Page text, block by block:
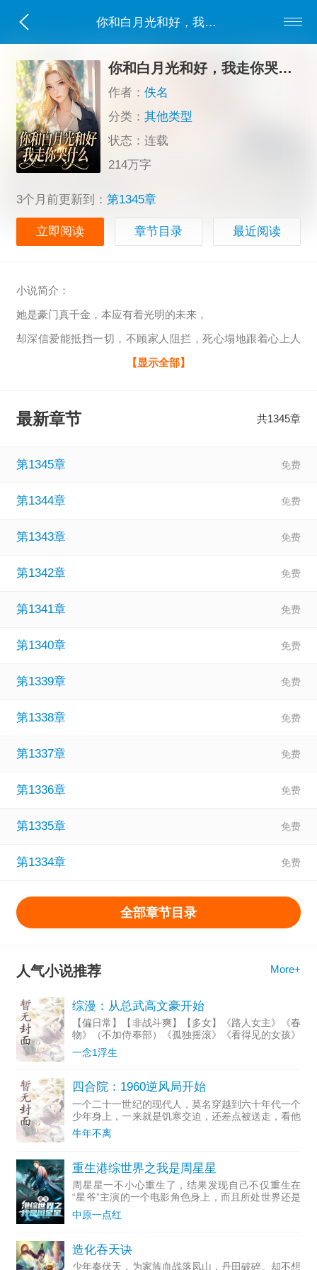
你和白月光和好，我走你哭什么
你和白月光和好，我走你哭什么
作者：佚名
分类：其他类型
状态：连载
214万字
3个月前更新到： 第1345章
立即阅读 章节目录 最近阅读
小说简介：
她是豪门真千金，本应有着光明的未来，
却深信爱能抵挡一切，不顾家人阻拦，死心塌地跟着心上人
回国，她被踹开了。
裁。
【显示全部】
最新章节 共1345章
第1345章
第1344章
第1343章
第1342章
第1341章
第1340章
第1339章
第1338章
第1337章
第1336章
第1335章
第1334章
全部章节目录
人气小说推荐 More+
综漫：从总武高文豪开始
【偏日常】【非战斗爽】【多女】《路人女主》《春
物》（不加侍奉部）《孤独摇滚》《看得见的女孩》
《五等分的花嫁》《邻家天使》《青春猪头少年不会
遇见兔女郎学姐》《Charlotte》…………未完待续
一念1浮生
四合院：1960逆风局开始
一个二十一世纪的现代人，莫名穿越到六十年代一个
少年身上，一来就是饥寒交迫，还差点被送走，看他
如何摆脱困境，翻盘而上，创造属于自己的美好新生
活。
牛年不离
重生港综世界之我是周星星
周星星一不小心重生了，结果发现自己不仅重生在
“星爷”主演的一个电影角色身上，而且所处世界还是
个充满着未知与变数的港综世界。好在老天眷顾，让
获得重生的周星星开启了。为了不再白活一世，且看
中原一点红
造化吞天诀
少年秦伏天，为家族血战落凤山，丹田破碎。却不想